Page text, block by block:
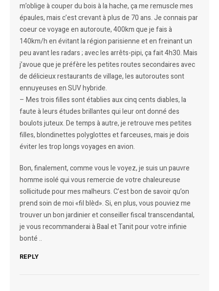
m’oblige à couper du bois à la hache, ça me remuscle mes
épaules, mais c’est crevant à plus de 70 ans. Je connais par
coeur ce voyage en autoroute, 400km que je fais à
140km/h en évitant la région parisienne et en freinant un
peu avant les radars ; avec les arrêts-pipi, ça fait 4h30. Mais
j’avoue que je préfère les petites routes secondaires avec
de délicieux restaurants de village, les autoroutes sont
ennuyeuses en SUV hybride.
– Mes trois filles sont établies aux cinq cents diables, la
faute à leurs études brillantes qui leur ont donné des
boulots juteux. De temps à autre, je retrouve mes petites
filles, blondinettes polyglottes et farceuses, mais je dois
éviter les trop longs voyages en avion.
Bon, finalement, comme vous le voyez, je suis un pauvre
homme isolé qui vous remercie de votre chaleureuse
sollicitude pour mes malheurs. C’est bon de savoir qu’on
prend soin de moi «fil blèd». Si, en plus, vous pouviez me
trouver un bon jardinier et conseiller fiscal transcendantal,
je vous recommanderai à Baal et Tanit pour votre infinie
bonté ..
REPLY